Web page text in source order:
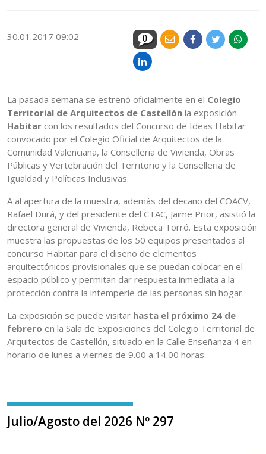
30.01.2017 09:02 0
La pasada semana se estrenó oficialmente en el Colegio
Territorial de Arquitectos de Castellón la exposición
Habitar con los resultados del Concurso de Ideas Habitar
convocado por el Colegio Oficial de Arquitectos de la
Comunidad Valenciana, la Conselleria de Vivienda, Obras
Públicas y Vertebración del Territorio y la Conselleria de
Igualdad y Políticas Inclusivas.
A al apertura de la muestra, además del decano del COACV,
Rafael Durá, y del presidente del CTAC, Jaime Prior, asistió la
directora general de Vivienda, Rebeca Torró. Esta exposición
muestra las propuestas de los 50 equipos presentados al
concurso Habitar para el diseño de elementos
arquitectónicos provisionales que se puedan colocar en el
espacio público y permitan dar respuesta inmediata a la
protección contra la intemperie de las personas sin hogar.
La exposición se puede visitar hasta el próximo 24 de
febrero en la Sala de Exposiciones del Colegio Territorial de
Arquitectos de Castellón, situado en la Calle Enseñanza 4 en
horario de lunes a viernes de 9.00 a 14.00 horas.
Julio/Agosto del 2026 Nº 297